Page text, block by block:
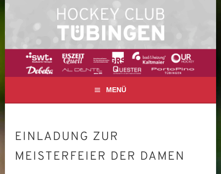
HOCKEY CLUB
TÜBINGEN E. V.
FELD- UND HALLENHOCKEY IN TÜBINGEN
MENÜ
EINLADUNG ZUR
MEISTERFEIER DER DAMEN